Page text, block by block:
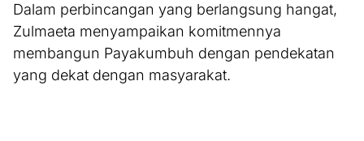
Dalam perbincangan yang berlangsung hangat,
Zulmaeta menyampaikan komitmennya
membangun Payakumbuh dengan pendekatan
yang dekat dengan masyarakat.